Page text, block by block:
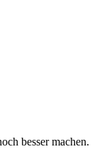
besser machen.